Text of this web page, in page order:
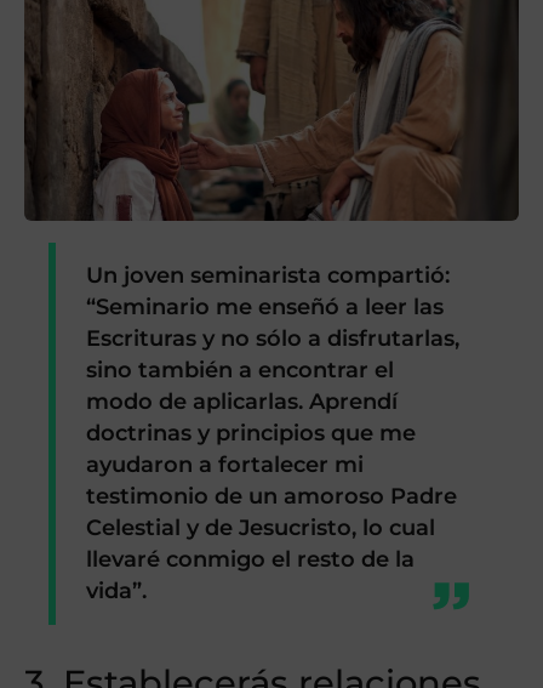
Un joven seminarista compartió:
“Seminario me enseñó a leer las
Escrituras y no sólo a disfrutarlas,
sino también a encontrar el
modo de aplicarlas. Aprendí
doctrinas y principios que me
ayudaron a fortalecer mi
testimonio de un amoroso Padre
Celestial y de Jesucristo, lo cual
llevaré conmigo el resto de la
vida”.